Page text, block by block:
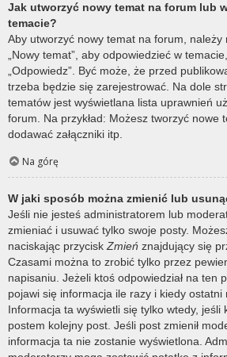
Jak utworzyć nowy temat na forum lub
temacie?
Aby utworzyć nowy temat na forum, należy
„Nowy temat”, aby odpowiedzieć w
„Odpowiedz”. Być może, że przed
trzeba będzie się zarejestrować. Na dole
tematów jest wyświetlana lista uprawnień
forum. Na przykład: Możesz tworzyć nowe
dodawać załączniki itp.
Na górę
W jaki sposób można zmienić lub
Jeśli nie jesteś administratorem lub
zmieniać i usuwać tylko swoje posty.
naciskając przycisk Zmień znajdujący się
Czasami można to zrobić tylko przez
napisaniu. Jeżeli ktoś odpowiedział na ten
pojawi się informacja ile razy i kiedy ostatni
Informacja ta wyświetli się tylko wtedy, jeśli
postem kolejny post. Jeśli post zmienił
informacja ta nie zostanie wyświetlona.